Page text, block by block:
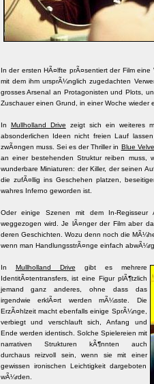
In der ersten HÃ¤lfte prÃ¤sentiert der Film
mit dem ihm ursprÃ¼nglich zugedachten
grosses Arsenal an Protagonisten und Plots,
Zuschauer einen Grund, in einer Woche wieder
In Mullholland Drive zeigt sich ein weiteres
absonderlichen Ideen nicht freien Lauf
zwÃ¤ngen muss. Sei es der Thriller in Blue
an einer bestehenden Struktur reiben muss,
wunderbare Miniaturen: der Killer, der seinen
die zufÃ¤llig ins Geschehen platzen,
wahres Inferno geworden ist.
Oder einige Szenen mit dem In-
weggezogen wird. Je lÃ¤nger der Film aber
deren Geschichten. Wozu denn noch die
wenn man HandlungsstrÃ¤nge einfach
In Mullholland Drive gibt es mehrere
IdentitÃ¤tentransfers, ist eine Figur plÃ¶tzlich
jemand ganz anderes, ohne dass das
irgendwie erklÃ¤rt werden mÃ¼sste. Die
ErzÃ¤hlzeit macht ebenfalls einige SprÃ¼nge,
verbiegt und verschlauft sich, Anfang und
Ende werden identisch. Solche Spielereien mit
narrativen Strukturen kÃ¶nnten auch
durchaus reizvoll sein, wenn sie mit einer
gewissen ironischen Leichtigkeit dargeboten
wÃ¼rden.